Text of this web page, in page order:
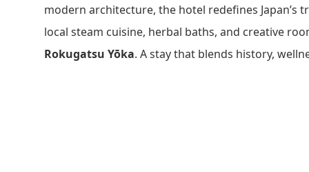
modern architecture, the hotel redefines Japan’s
local steam cuisine, herbal baths, and creative
Rokugatsu Yōka. A stay that blends history,